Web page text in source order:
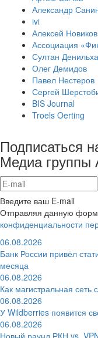
Александр
ivi
Алексей Новиков
Ассоциация
Султан
Олег Демидов
Павел Нестеров
Сергей
BIS Journal
Troels Oerting
Подписаться
Медиа группы
Введите ваш E-mail
Отправляя данную
конфиденциальности
06.08.2026
Банк России привёл
месяца
06.08.2026
Как магистральная сеть
06.08.2026
У Wildberries появится
06.08.2026